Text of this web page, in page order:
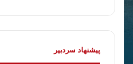
پیشنهاد سردبیر